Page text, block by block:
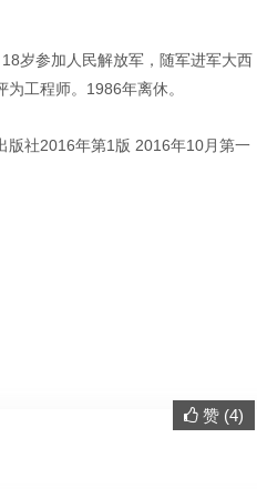
岁参加人民解放军，随军进军大西
工程师。1986年离休。
版社2016年第1版 2016年10月第一
赞 (4)